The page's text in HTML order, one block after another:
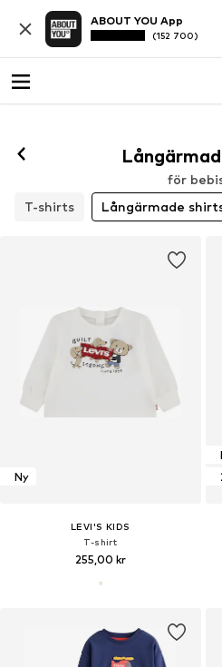
ABOUT YOU App
(152 700)
för
T-shirts
Långärmade
Ny
LEVI'S KIDS
T-shirt
255,00 kr